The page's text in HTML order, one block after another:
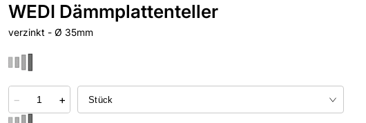
WEDI Dämmplattenteller
verzinkt - Ø 35mm
− +